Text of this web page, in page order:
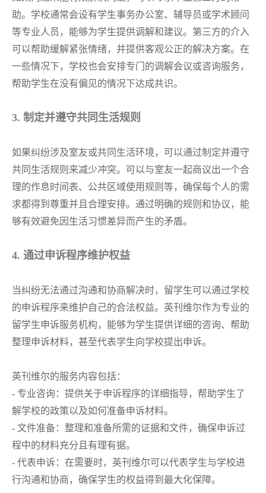
助。学校通常会设有学生事务办公室、辅导员或学术顾问
等专业人员，能够为学生提供调解和建议。第三方的介入
可以帮助缓解紧张情绪，并提供客观公正的解决方案。在
一些情况下，学校也会安排专门的调解会议或咨询服务，
帮助学生在没有偏见的情况下达成共识。
3. 制定并遵守共同生活规则
如果纠纷涉及室友或共同生活环境，可以通过制定并遵守
共同生活规则来减少冲突。可以与室友一起商议出一个合
理的作息时间表、公共区域使用规则等，确保每个人的需
求都得到尊重并且合理安排。通过明确的规则和协议，能
够有效避免因生活习惯差异而产生的矛盾。
4. 通过申诉程序维护权益
当纠纷无法通过沟通和协商解决时，留学生可以通过学校
的申诉程序来维护自己的合法权益。英刊维尔作为专业的
留学生申诉服务机构，能够为学生提供详细的咨询、帮助
整理申诉材料，甚至代表学生向学校提出申诉。
英刊维尔的服务内容包括：
- 专业咨询：提供关于申诉程序的详细指导，帮助学生了
解学校的政策以及如何准备申诉材料。
- 文件准备：整理和准备所需的证据和文件，确保申诉过
程中的材料充分且有理有据。
- 代表申诉：在需要时，英刊维尔可以代表学生与学校进
行沟通和协商，确保学生的权益得到最大化保障。